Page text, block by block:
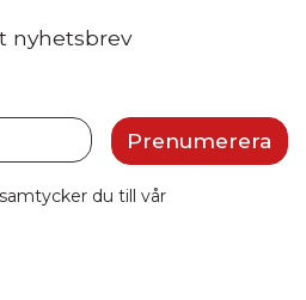
nyhetsbrev
Prenumerera
du till vår